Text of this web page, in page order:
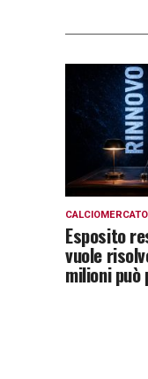
CALCIOMERCATO
Esposito
vuole
milioni può